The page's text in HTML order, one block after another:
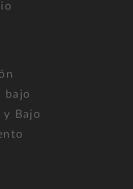
bajo
Bajo